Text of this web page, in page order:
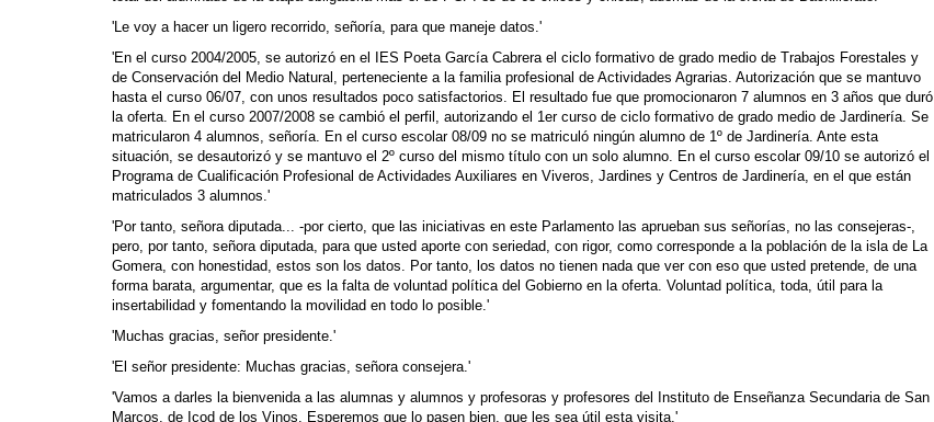
'Le voy a hacer un ligero recorrido, señoría, para que maneje datos.'
'En el curso 2004/2005, se autorizó en el IES Poeta García Cabrera el ciclo formativo de grado medio de Trabajos Forestales y
de Conservación del Medio Natural, perteneciente a la familia profesional de Actividades Agrarias. Autorización que se mantuvo
hasta el curso 06/07, con unos resultados poco satisfactorios. El resultado fue que promocionaron 7 alumnos en 3 años que duró
la oferta. En el curso 2007/2008 se cambió el perfil, autorizando el 1er curso de ciclo formativo de grado medio de Jardinería. Se
matricularon 4 alumnos, señoría. En el curso escolar 08/09 no se matriculó ningún alumno de 1º de Jardinería. Ante esta
situación, se desautorizó y se mantuvo el 2º curso del mismo título con un solo alumno. En el curso escolar 09/10 se autorizó el
Programa de Cualificación Profesional de Actividades Auxiliares en Viveros, Jardines y Centros de Jardinería, en el que están
matriculados 3 alumnos.'
'Por tanto, señora diputada... -por cierto, que las iniciativas en este Parlamento las aprueban sus señorías, no las consejeras-,
pero, por tanto, señora diputada, para que usted aporte con seriedad, con rigor, como corresponde a la población de la isla de La
Gomera, con honestidad, estos son los datos. Por tanto, los datos no tienen nada que ver con eso que usted pretende, de una
forma barata, argumentar, que es la falta de voluntad política del Gobierno en la oferta. Voluntad política, toda, útil para la
insertabilidad y fomentando la movilidad en todo lo posible.'
'Muchas gracias, señor presidente.'
'El señor presidente: Muchas gracias, señora consejera.'
'Vamos a darles la bienvenida a las alumnas y alumnos y profesoras y profesores del Instituto de Enseñanza Secundaria de San
Marcos, de Icod de los Vinos. Esperemos que lo pasen bien, que les sea útil esta visita.'